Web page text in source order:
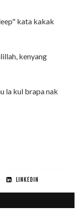
kata kakak
kenyang
la kul brapa nak
LINKEDIN